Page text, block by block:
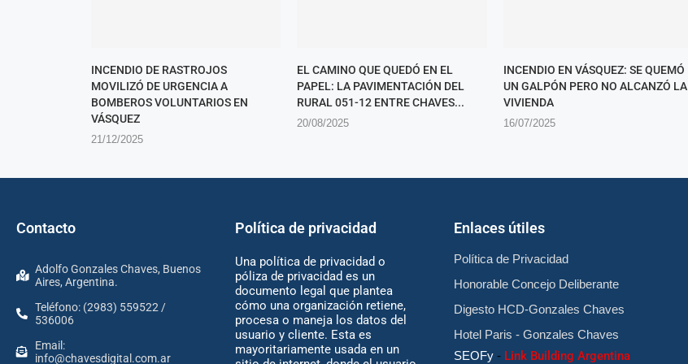
INCENDIO DE RASTROJOS
MOVILIZÓ DE URGENCIA A
BOMBEROS VOLUNTARIOS EN
VÁSQUEZ
21/12/2025
EL CAMINO QUE QUEDÓ EN EL
PAPEL: LA PAVIMENTACIÓN DEL
RURAL 051-12 ENTRE CHAVES...
20/08/2025
INCENDIO EN VÁSQUEZ: SE QUEMÓ
UN GALPÓN PERO NO ALCANZÓ LA
VIVIENDA
16/07/2025
Contacto
Adolfo Gonzales Chaves, Buenos
Aires, Argentina.
Teléfono: (2983) 559522 /
536006
Email:
info@chavesdigital.com.ar
Política de privacidad
Una política de privacidad o
póliza de privacidad es un
documento legal que plantea
cómo una organización retiene,
procesa o maneja los datos del
usuario y cliente. Esta es
mayoritariamente usada en un
Enlaces útiles
Política de Privacidad
Honorable Concejo Deliberante
Digesto HCD-Gonzales Chaves
Hotel Paris - Gonzales Chaves
SEOFy- Link Building Argentina